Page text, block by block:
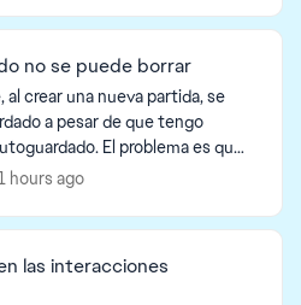
no se puede borrar
al crear una nueva partida, se
a pesar de que tengo
El problema es que
no se pueden borrar desde el
hours ago
las interacciones